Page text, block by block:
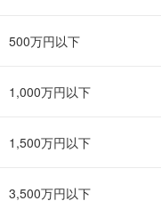
500万円以下
1,000万円以下
1,500万円以下
3,500万円以下